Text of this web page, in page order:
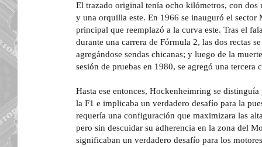
El trazado original tenía ocho kilómetros, con dos
y una orquilla este. En 1966 se inauguró el
principal que reemplazó a la curva este. Tras el
durante una carrera de Fórmula 2, las dos rectas
agregándose sendas chicanas; y luego de la
sesión de pruebas en 1980, se agregó una tercera
Hasta ese entonces, Hockenheimring se
la F1 e implicaba un verdadero desafío para la
requería una configuración que maximizara las
pero sin descuidar su adherencia en la zona del
significaban un verdadero desafío para los